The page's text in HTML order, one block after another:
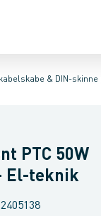
kabelskabe & DIN-
& lampeudtag
skab)
PTC 50W
El-teknik